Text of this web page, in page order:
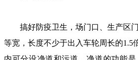
搞好防疫卫生，场门口、生产区门
等宽，长度不少于出入车轮周长的1.5